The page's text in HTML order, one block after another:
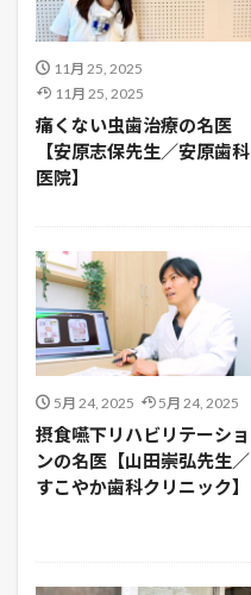
11月 25, 2025
11月 25, 2025
痛くない虫歯治療の名医
【安原志保先生／安原歯科
医院】
5月 24, 2025 5月 24, 2025
摂食嚥下リハビリテーショ
ンの名医【山田崇弘先生／
すこやか歯科クリニック】